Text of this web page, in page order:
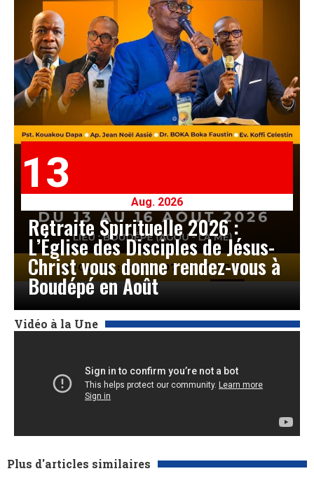
13
Aug. 2026
Retraite Spirituelle 2026 :
L’Église des Disciples de Jésus-
Christ vous donne rendez-vous à
Boudépé en Août
Vidéo à la Une
Plus d'articles similaires